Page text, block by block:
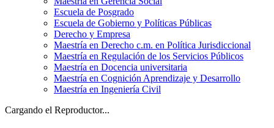
Escuela de Posgrado
Escuela de Gobierno y Políticas Públicas
Derecho y Empresa
Maestría en Derecho c.m. en Política Jurisdiccional
Maestría en Regulación de los Servicios Públicos
Maestría en Docencia universitaria
Maestría en Cognición Aprendizaje y Desarrollo
Maestría en Ingeniería Civil
Cargando el Reproductor...